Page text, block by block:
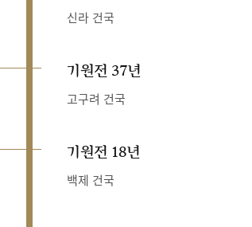
신라 건국
기원전 37년
고구려 건국
기원전 18년
백제 건국